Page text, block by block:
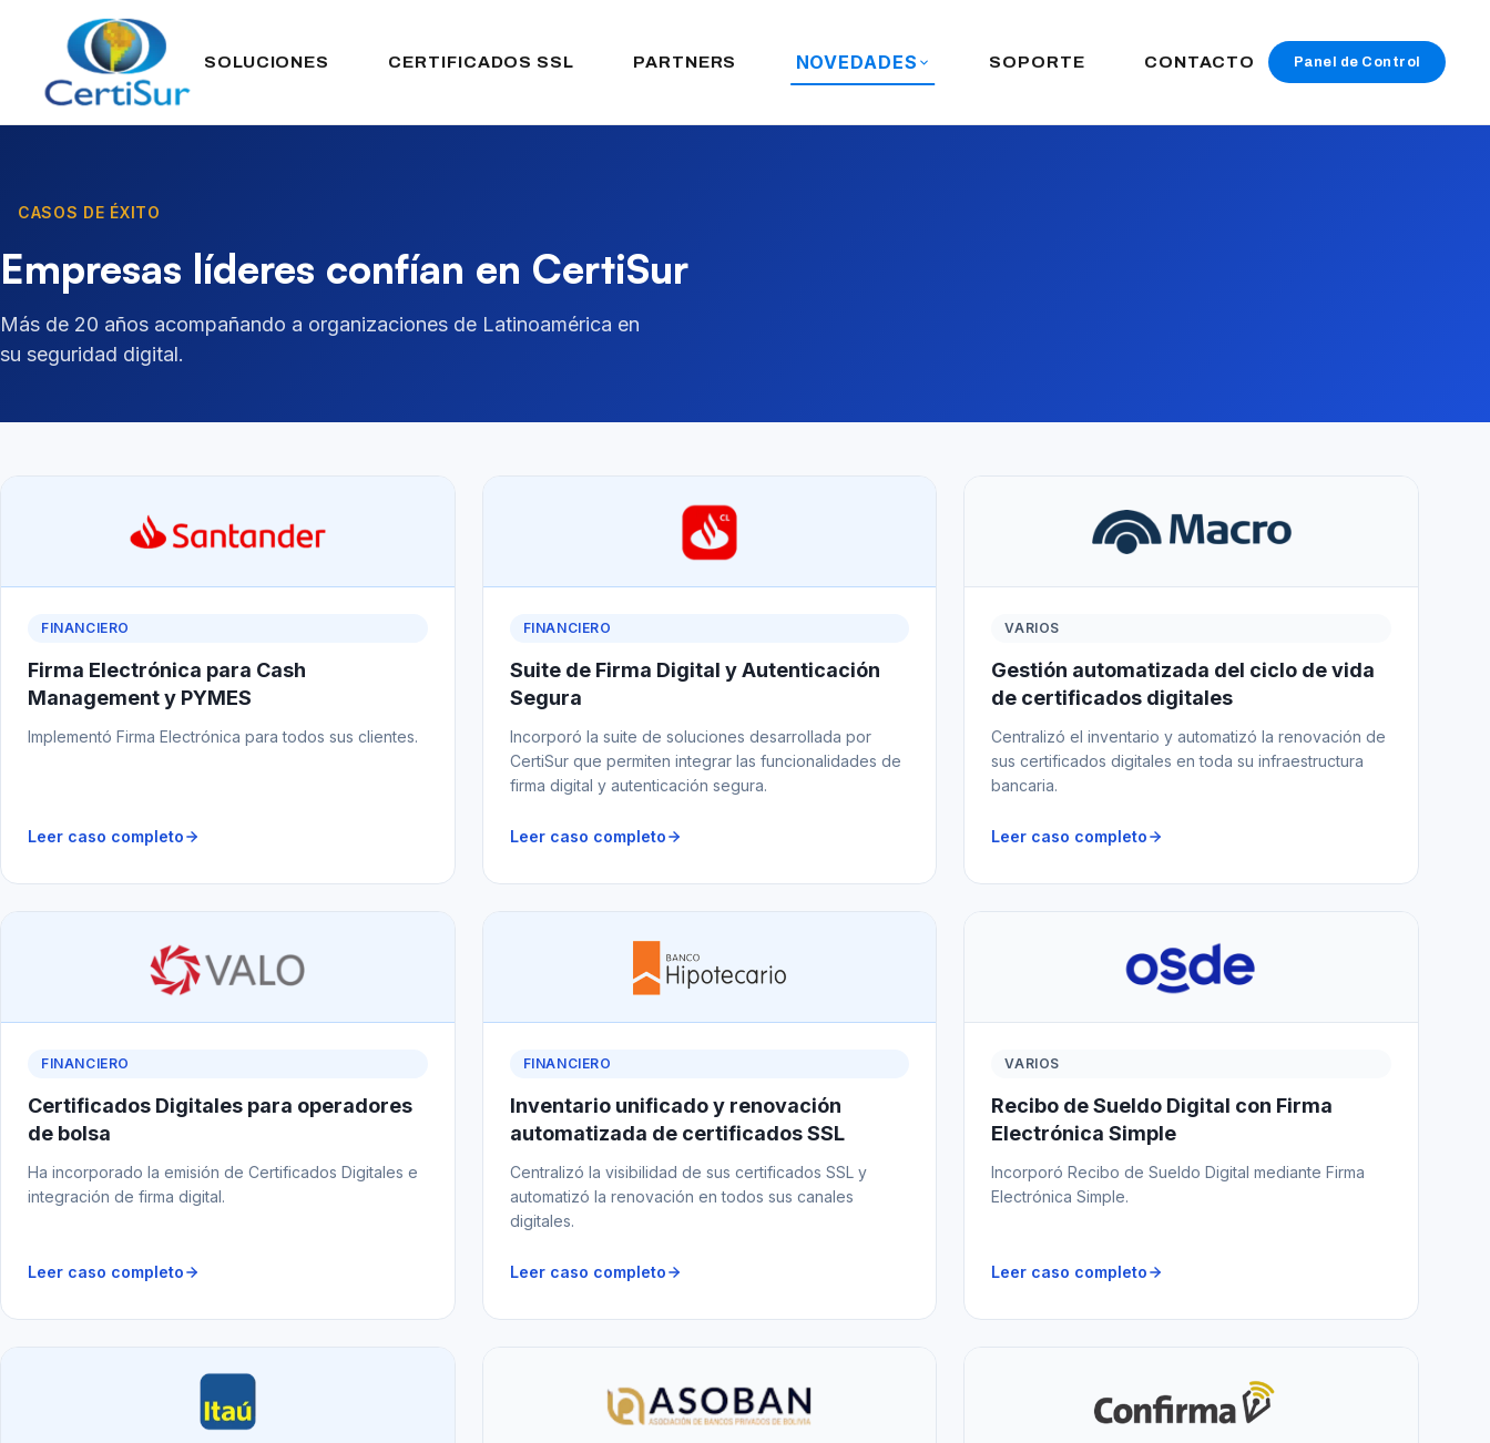
SOLUCIONES CERTIFICADOS SSL PARTNERS NOVEDADES SOPORTE CONTACTO Panel de Control
CASOS DE ÉXITO
Empresas líderes confían en CertiSur
Más de 20 años acompañando a organizaciones de Latinoamérica en
su seguridad digital.
FINANCIERO
Firma Electrónica para Cash
Management y PYMES
Implementó Firma Electrónica para todos sus clientes.
Leer caso completo
FINANCIERO
Suite de Firma Digital y Autenticación
Segura
Incorporó la suite de soluciones desarrollada por
CertiSur que permiten integrar las funcionalidades de
firma digital y autenticación segura.
Leer caso completo
VARIOS
Gestión automatizada del ciclo de vida
de certificados digitales
Centralizó el inventario y automatizó la renovación de
sus certificados digitales en toda su infraestructura
bancaria.
Leer caso completo
FINANCIERO
Certificados Digitales para operadores
de bolsa
Ha incorporado la emisión de Certificados Digitales e
integración de firma digital.
Leer caso completo
FINANCIERO
Inventario unificado y renovación
automatizada de certificados SSL
Centralizó la visibilidad de sus certificados SSL y
automatizó la renovación en todos sus canales
digitales.
Leer caso completo
VARIOS
Recibo de Sueldo Digital con Firma
Electrónica Simple
Incorporó Recibo de Sueldo Digital mediante Firma
Electrónica Simple.
Leer caso completo